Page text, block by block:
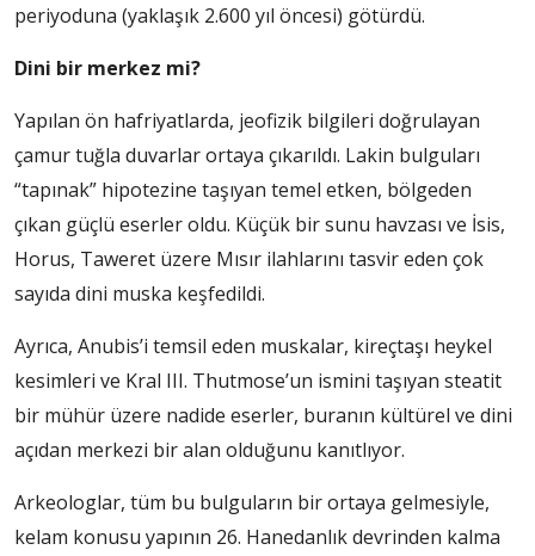
periyoduna (yaklaşık 2.600 yıl öncesi) götürdü.
Dini bir merkez mi?
Yapılan ön hafriyatlarda, jeofizik bilgileri doğrulayan
çamur tuğla duvarlar ortaya çıkarıldı. Lakin bulguları
“tapınak” hipotezine taşıyan temel etken, bölgeden
çıkan güçlü eserler oldu. Küçük bir sunu havzası ve İsis,
Horus, Taweret üzere Mısır ilahlarını tasvir eden çok
sayıda dini muska keşfedildi.
Ayrıca, Anubis’i temsil eden muskalar, kireçtaşı heykel
kesimleri ve Kral III. Thutmose’un ismini taşıyan steatit
bir mühür üzere nadide eserler, buranın kültürel ve dini
açıdan merkezi bir alan olduğunu kanıtlıyor.
Arkeologlar, tüm bu bulguların bir ortaya gelmesiyle,
kelam konusu yapının 26. Hanedanlık devrinden kalma